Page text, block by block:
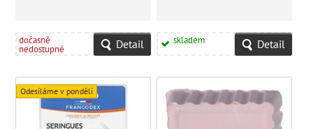
dočasně
nedostupné Detail skladem Detail
Odesíláme v pondělí